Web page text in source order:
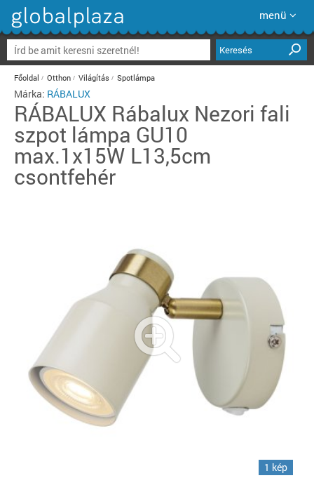
menü
Keresés
Főoldal Otthon Világítás Spotlámpa
Márka: RÁBALUX
RÁBALUX Rábalux Nezori fali
szpot lámpa GU10
max.1x15W L13,5cm
csontfehér
1 kép